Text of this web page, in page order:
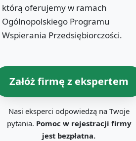
którą oferujemy w ramach
Ogólnopolskiego Programu
Wspierania Przedsiębiorczości.
Załóż firmę z ekspertem
Nasi eksperci odpowiedzą na Twoje
pytania. Pomoc w rejestracji firmy
jest bezpłatna.